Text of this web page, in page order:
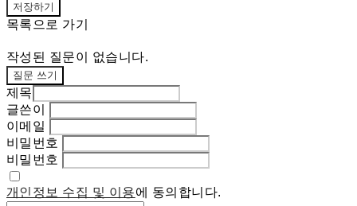
저장하기
목록으로 가기
작성된 질문이 없습니다.
질문 쓰기
제목
글쓴이
이메일
비밀번호
비밀번호
개인정보 수집 및 이용에 동의합니다.